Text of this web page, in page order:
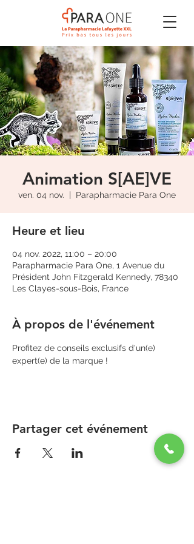
Animation S[AE]VE
ven. 04 nov.
  |
Parapharmacie Para One
Heure et lieu
04 nov. 2022, 11:00 – 20:00
Parapharmacie Para One, 1 Avenue du
Président John Fitzgerald Kennedy, 78340
Les Clayes-sous-Bois, France
À propos de l'événement
Profitez de conseils exclusifs d'un(e)
expert(e) de la marque !
Partager cet événement